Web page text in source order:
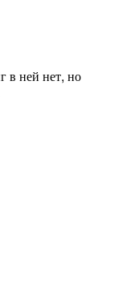
в ней нет, но